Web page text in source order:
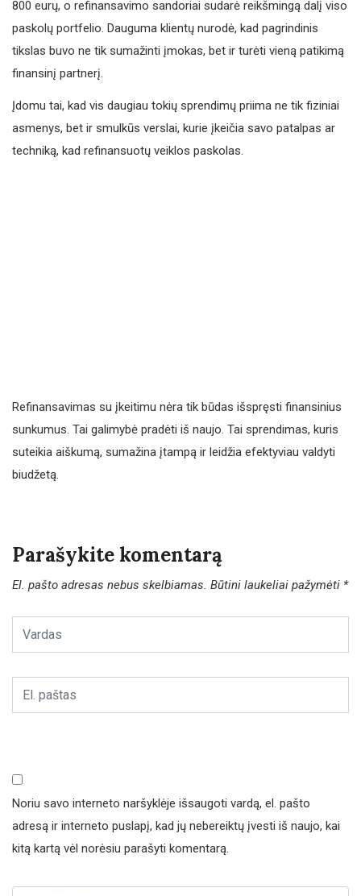
800 eurų, o refinansavimo sandoriai sudarė reikšmingą dalį viso
paskolų portfelio. Dauguma klientų nurodė, kad pagrindinis
tikslas buvo ne tik sumažinti įmokas, bet ir turėti vieną patikimą
finansinį partnerį.
Įdomu tai, kad vis daugiau tokių sprendimų priima ne tik fiziniai
asmenys, bet ir smulkūs verslai, kurie įkeičia savo patalpas ar
techniką, kad refinansuotų veiklos paskolas.
Refinansavimas su įkeitimu nėra tik būdas išspręsti finansinius
sunkumus. Tai galimybė pradėti iš naujo. Tai sprendimas, kuris
suteikia aiškumą, sumažina įtampą ir leidžia efektyviau valdyti
biudžetą.
Parašykite komentarą
El. pašto adresas nebus skelbiamas. Būtini laukeliai pažymėti *
Noriu savo interneto naršyklėje išsaugoti vardą, el. pašto
adresą ir interneto puslapį, kad jų nebereiktų įvesti iš naujo, kai
kitą kartą vėl norėsiu parašyti komentarą.